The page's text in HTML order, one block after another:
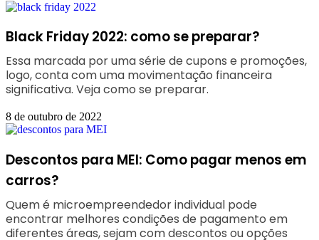
Black Friday 2022: como se preparar?
Essa marcada por uma série de cupons e promoções,
logo, conta com uma movimentação financeira
significativa. Veja como se preparar.
8 de outubro de 2022
Descontos para MEI: Como pagar menos em
carros?
Quem é microempreendedor individual pode
encontrar melhores condições de pagamento em
diferentes áreas, sejam com descontos ou opções